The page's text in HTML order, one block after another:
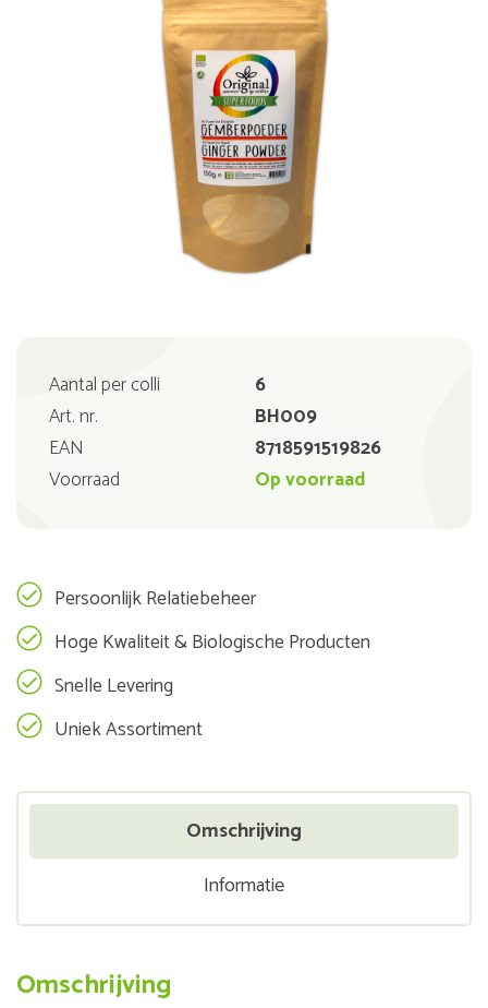
Aantal per colli
6
Art. nr.
BH009
EAN
8718591519826
Voorraad
Op voorraad
Persoonlijk Relatiebeheer
Hoge Kwaliteit & Biologische Producten
Snelle Levering
Uniek Assortiment
Omschrijving
Informatie
Omschrijving